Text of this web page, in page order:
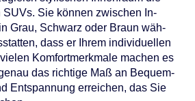
SUVs. Sie kön­nen zwi­schen In­
Grau, Schwarz oder Braun wäh­
dass er Ih­rem in­di­vi­du­el­len
Kom­fort­merk­ma­le ma­chen es
das rich­ti­ge Maß an Be­quem­
Ent­span­nung er­rei­chen, das Sie